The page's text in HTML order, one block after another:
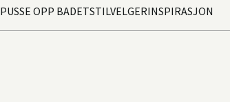
PUSSE OPP BADETSTILVELGERINSPIRASJON